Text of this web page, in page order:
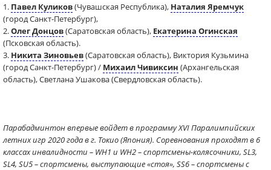
1. Павел Куликов(Чувашская Республика), Наталия Яремчук
(город Санкт-Петербург),
2.Олег Донцов(Саратовская область), Екатерина Огинская
(Псковская область).
3. Никита Зиновьев(Саратовская область), Виктория Кузьмина
(город Санкт-Петербург) / Михаил Чивиксин (Архангельская
область), Светлана Ушакова (Свердловская область).
Парабадминтон впервые войдет в программу XVI Паралимпийских
летних игр 2020 года в г. Токио (Япония). Соревнования проходят в 6
классах инвалидности – WH1 и WH2 – спортсмены-колясочники, SL3,
SL4, SU5 – спортсмены, выступающие «стоя», SS6 – спортсмены с